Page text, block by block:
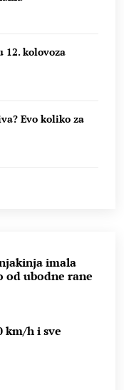
kolovoza
Evo koliko za
imala
ubodne rane
km/h i sve